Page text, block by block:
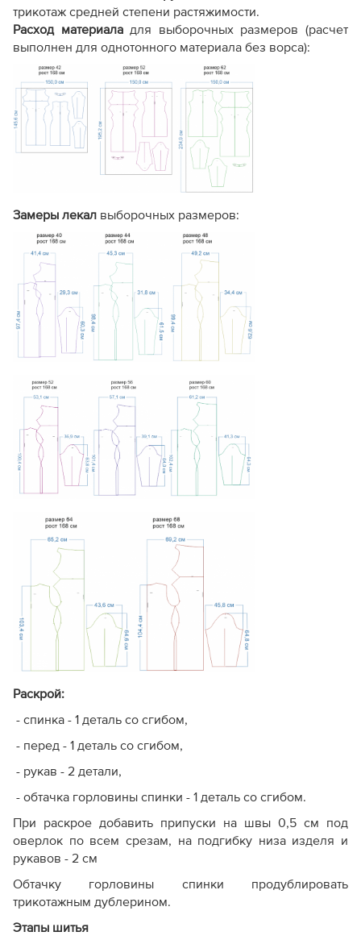
выкройку
Фото изделия
Отсутствуют или есть
только одно фото
Инструкция по
Краткая
(текст или видео
от подписчиков). Иногда
Технические
данные
Базовые
. Прибавки
определяются
самостоятельно по
выборочным графическим
схемам.
Опыт других
покупателей
Большое количество
отзывов
, накопленных за
годы работы проекта.
Кому подойдет, а кому не рекомендуется серия
«Эконом»?
Рекомендуется:
Опытным мастерам
, которые хорошо знают
технологию пошива, умеют самостоятельно
моделировать внутренние детали (обтачки,
подкладку), рассчитывать припуски
корректировать изделие по длине
Желающим сэкономить , кто ценит очень низкую
цену, готов ориентироваться на отзывы прошлых
обрезки полей.
Новичкам в шитье
прибавок и готовые детали обработки.
Тем, кому важен визуал, так как у этих моделей нет
фотографий отшитого образца, а технологию и
посадку придется оценивать по базовой
трикотаж средней степени растяжимости.
Расход материаладля выборочных размеров (расчет
выполнен для однотонного материала без ворса):
Замеры лекал выборочных размеров:
Раскрой:
- спинка - 1 деталь со сгибом,
- перед - 1 деталь со сгибом,
- рукав - 2 детали,
- обтачка горловины спинки - 1 деталь со сгибом.
При раскрое добавить припуски на швы 0,5 см под
оверлок по всем срезам, на подгибку низа изделя и
рукавов - 2 см
Обтачку горловины спинки продублировать
трикотажным дублерином.
Этапы шитья